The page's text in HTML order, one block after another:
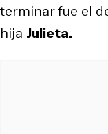
terminar fue el
hija Julieta.